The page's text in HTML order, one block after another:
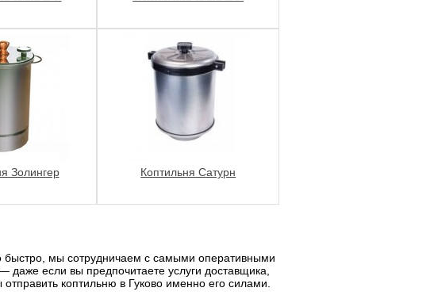
Золингер Коптильня Сатурн
быстро, мы сотрудничаем с самыми оперативными
если вы предпочитаете услуги доставщика,
коптильню в Гуково именно его силами.